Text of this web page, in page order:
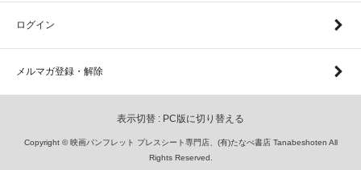
ログイン
メルマガ登録・解除
表示切替 : PC版に切り替える
Copyright © 映画パンフレット プレスシート専門店、(有)たなべ書店 Tanabeshoten All
Rights Reserved.